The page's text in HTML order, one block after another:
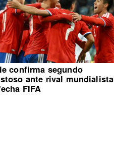
confirma segundo
ante rival mundialista
FIFA